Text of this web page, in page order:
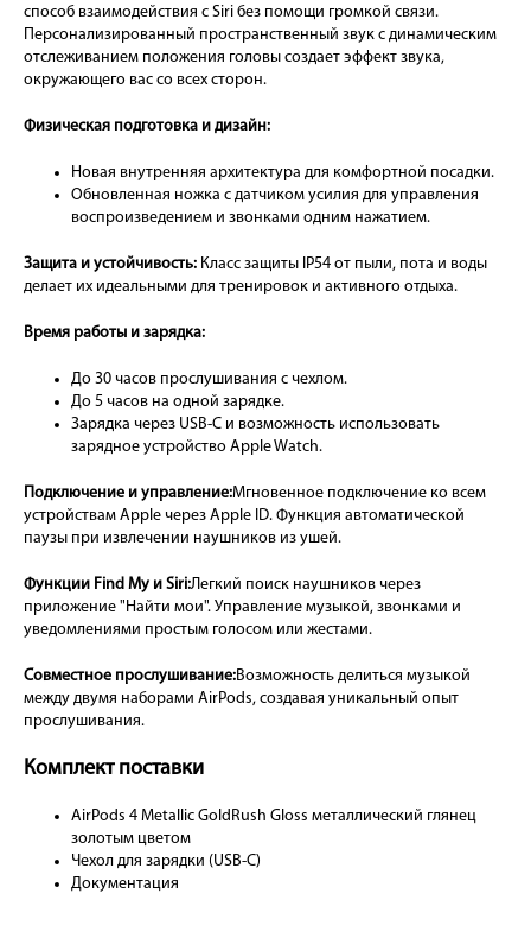
способ взаимодействия с Siri без помощи громкой связи.
Персонализированный пространственный звук с динамическим
отслеживанием положения головы создает эффект звука,
окружающего вас со всех сторон.
Физическая подготовка и дизайн:
Новая внутренняя архитектура для комфортной посадки.
Обновленная ножка с датчиком усилия для управления
воспроизведением и звонками одним нажатием.
Защита и устойчивость: Класс защиты IP54 от пыли, пота и воды
делает их идеальными для тренировок и активного отдыха.
Время работы и зарядка:
До 30 часов прослушивания с чехлом.
До 5 часов на одной зарядке.
Зарядка через USB-C и возможность использовать
зарядное устройство Apple Watch.
Подключение и управление:Мгновенное подключение ко всем
устройствам Apple через Apple ID. Функция автоматической
паузы при извлечении наушников из ушей.
Функции Find My и Siri:Легкий поиск наушников через
приложение "Найти мои". Управление музыкой, звонками и
уведомлениями простым голосом или жестами.
Совместное прослушивание:Возможность делиться музыкой
между двумя наборами AirPods, создавая уникальный опыт
прослушивания.
Комплект поставки
AirPods 4 Metallic GoldRush Gloss металлический глянец
золотым цветом
Чехол для зарядки (USB-C)
Документация